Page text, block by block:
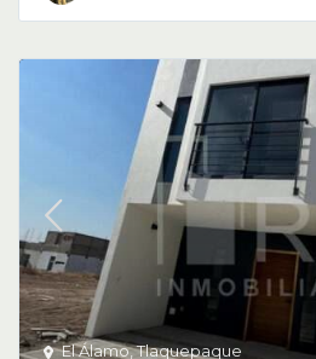
El Álamo,Tlaquepaque